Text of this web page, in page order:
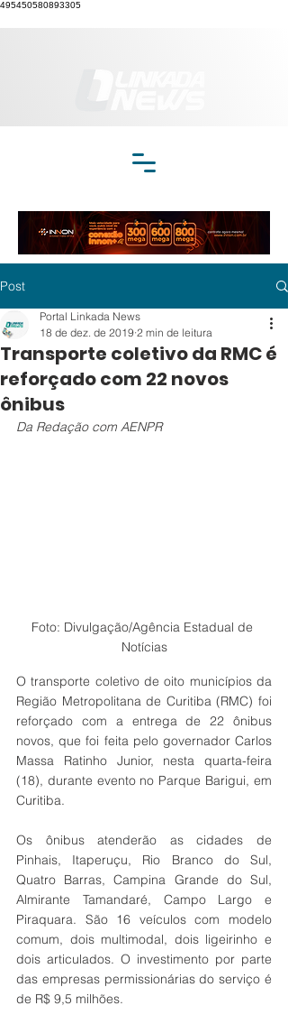
495450580893305
Post
Transporte coletivo da RMC é
reforçado com 22 novos
ônibus
Portal Linkada News
18 de dez. de 2019 2 min de leitura
Da Redação com AENPR
Foto: Divulgação/Agência Estadual de
Notícias
O transporte coletivo de oito municípios da
Região Metropolitana de Curitiba (RMC) foi
reforçado com a entrega de 22 ônibus
novos, que foi feita pelo governador Carlos
Massa Ratinho Junior, nesta quarta-feira
(18), durante evento no Parque Barigui, em
Curitiba.
Os ônibus atenderão as cidades de
Pinhais, Itaperuçu, Rio Branco do Sul,
Quatro Barras, Campina Grande do Sul,
Almirante Tamandaré, Campo Largo e
Piraquara. São 16 veículos com modelo
comum, dois multimodal, dois ligeirinho e
dois articulados. O investimento por parte
das empresas permissionárias do serviço é
de R$ 9,5 milhões.